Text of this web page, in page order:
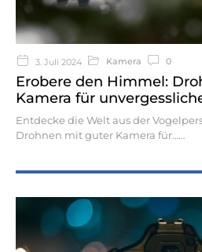
3. Juli 2024 Kamera 0
Erobere den Himmel:
Kamera für
Entdecke die Welt aus der
Drohnen mit guter Kamera für…